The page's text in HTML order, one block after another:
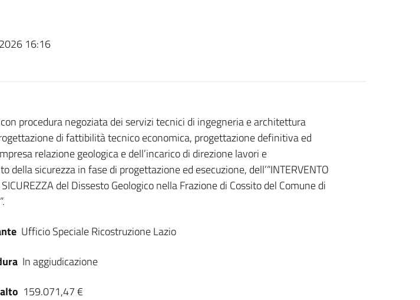
16:16
procedura negoziata dei servizi tecnici di ingegneria e architettura
di fattibilità tecnico economica, progettazione definitiva ed
relazione geologica e dell’incarico di direzione lavori e
della sicurezza in fase di progettazione ed esecuzione, dell’“INTERVENTO
del Dissesto Geologico nella Frazione di Cossito del Comune di
Ufficio Speciale Ricostruzione Lazio
In aggiudicazione
159.071,47 €